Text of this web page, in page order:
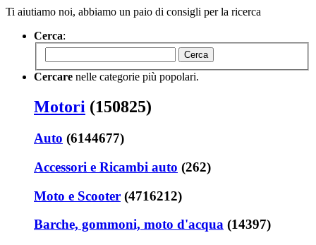
Ti aiutiamo noi, abbiamo un paio di consigli per la ricerca
Cerca:
Cerca
Cercare nelle categorie più popolari.
Motori (150825)
Auto (6144677)
Accessori e Ricambi auto (262)
Moto e Scooter (4716212)
Barche, gommoni, moto d'acqua (14397)